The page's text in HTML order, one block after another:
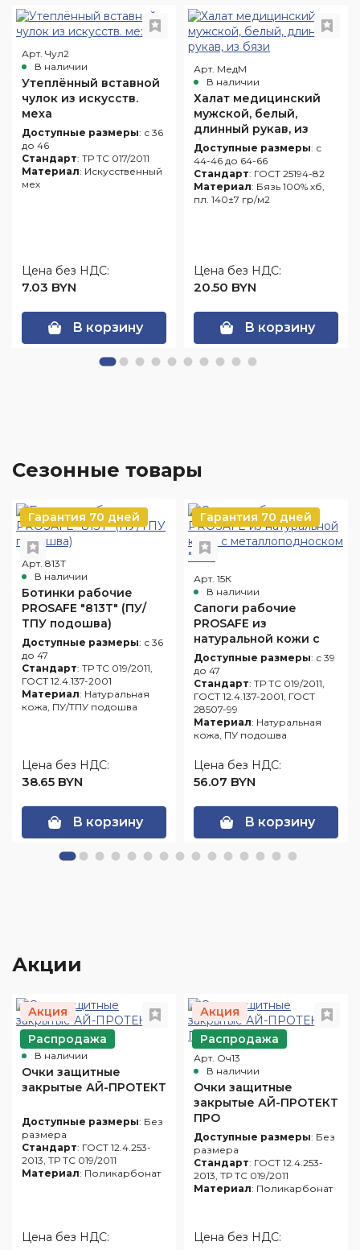
Арт. Чул2
В наличии
Утеплённый вставной
чулок из искусств.
меха
Доступные размеры: с 36
до 46
Стандарт: ТР ТС 017/2011
Материал: Искусственный
мех
Цена без НДС:
7.03 BYN
В корзину
Арт. МедМ
В наличии
Халат медицинский
мужской, белый,
длинный рукав, из
бязи
Доступные размеры: с
44-46 до 64-66
Стандарт: ГОСТ 25194-82
Материал: Бязь 100% хб,
пл. 140±7 гр/м2
Цена без НДС:
20.50 BYN
В корзину
Сезонные товары
Гарантия 70 дней
Арт. 813Т
В наличии
Ботинки рабочие
PROSAFE "813Т" (ПУ/
ТПУ подошва)
Доступные размеры: с 36
до 47
Стандарт: ТР ТС 019/2011,
ГОСТ 12.4.137-2001
Материал: Натуральная
кожа, ПУ/ТПУ подошва
Цена без НДС:
38.65 BYN
В корзину
Гарантия 70 дней
Арт. 15К
В наличии
Сапоги рабочие
PROSAFE из
натуральной кожи с
металлоподноском
"15К"
Доступные размеры: с 39
до 47
Стандарт: ТР ТС 019/2011,
ГОСТ 12.4.137-2001, ГОСТ
28507-99
Материал: Натуральная
кожа, ПУ подошва
Цена без НДС:
56.07 BYN
В корзину
Акции
Акция
Распродажа
Арт. Оч10
В наличии
Очки защитные
закрытые АЙ-ПРОТЕКТ
Доступные размеры: Без
размера
Стандарт: ГОСТ 12.4.253-
2013, ТР ТС 019/2011
Материал: Поликарбонат
Цена без НДС:
Акция
Распродажа
Арт. Оч13
В наличии
Очки защитные
закрытые АЙ-ПРОТЕКТ
ПРО
Доступные размеры: Без
размера
Стандарт: ГОСТ 12.4.253-
2013, ТР ТС 019/2011
Материал: Поликарбонат
Цена без НДС: